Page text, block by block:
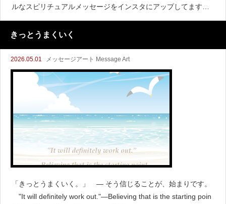
ルなスピリチュアルメッセージをインスタにアップしてますよ♪
新月と満
きっとうまくいく
2026.05.01 メッセージアート Message Art
「きっとうまくいく。」 ― そう信じることが、始まりです。
"It will definitely work out."—Believing that is the starting poin